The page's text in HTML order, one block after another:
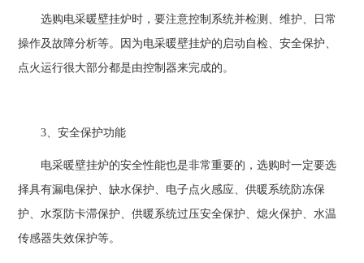
选购电采暖壁挂炉时，要注意控制系统并检测、维护、日常
操作及故障分析等。因为电采暖壁挂炉的启动自检、安全保护、
点火运行很大部分都是由控制器来完成的。
3、安全保护功能
电采暖壁挂炉的安全性能也是非常重要的，选购时一定要选
择具有漏电保护、缺水保护、电子点火感应、供暖系统防冻保
护、水泵防卡滞保护、供暖系统过压安全保护、熄火保护、水温
传感器失效保护等。